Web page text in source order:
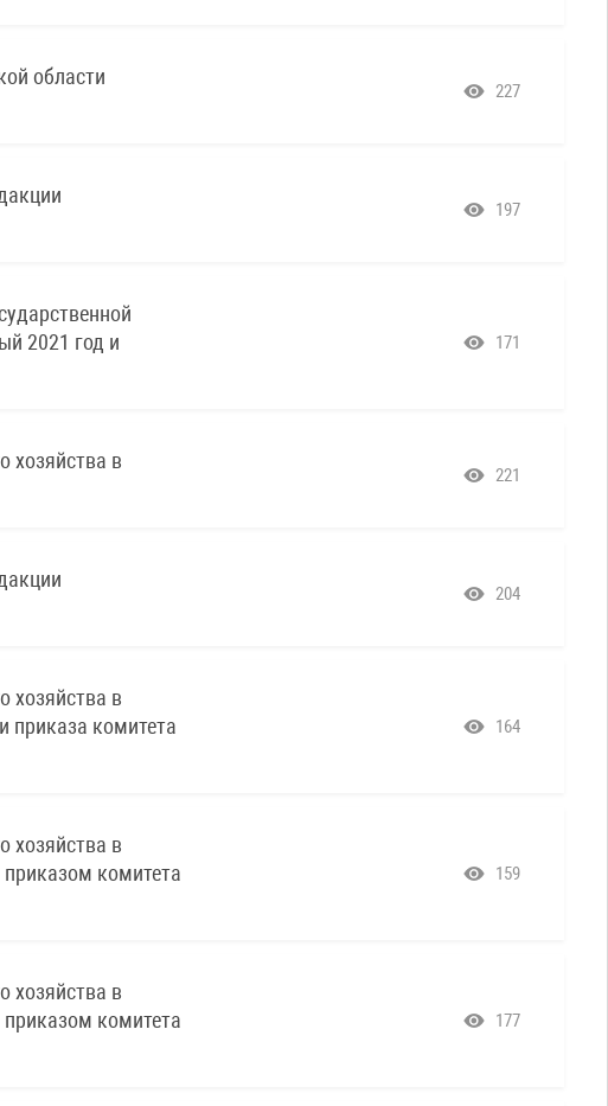
области
227
197
2021 год и
171
хозяйства в
221
204
хозяйства в
приказа комитета
164
хозяйства в
комитета
159
хозяйства в
комитета
177